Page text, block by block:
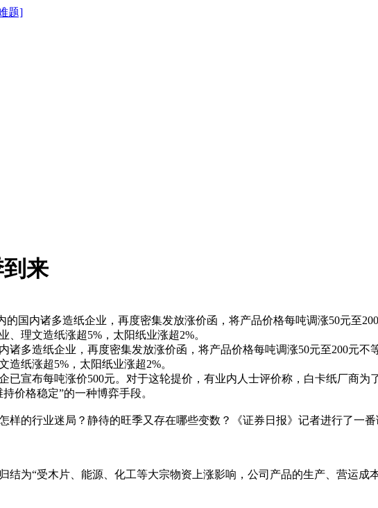
来
国内诸多造纸企业，再度密集发放涨价函，将产品价格每吨调涨50元至
理文造纸涨超5%，太阳纸业涨超2%。
造纸企业，再度密集发放涨价函，将产品价格每吨调涨50元至200元不
纸涨超5%，太阳纸业涨超2%。
宣布每吨涨价500元。对于这轮提价，有业内人士评价称，白卡纸厂商为
价格稳定”的一种博弈手段。
行业迷局？静待的旺季又存在哪些变数？《证券日报》记者进行了一番
“受木片、能源、化工等大宗物资上涨影响，公司产品的生产、营运成